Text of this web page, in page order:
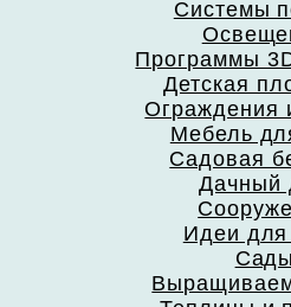
Системы
Программы
Детская
Ограждения
Мебель
Садовая
Дачный
Идеи для
Сады